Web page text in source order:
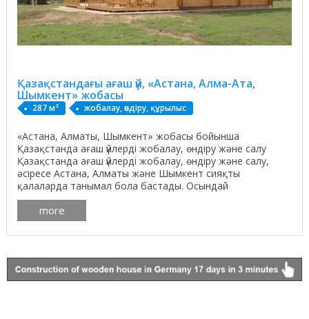
Қазақстандағы ағаш үй, «Астана, Алма-Ата,
Шымкент» жобасы
287 м² жобалау, өндіру, құрылыс
«Астана, Алматы, Шымкент» жобасы бойынша
Қазақстанда ағаш үйлерді жобалау, өндіру және салу
Қазақстанда ағаш үйлерді жобалау, өндіру және салу,
әсіресе Астана, Алматы және Шымкент сияқты
қалаларда танымал бола бастады. Осындай
жобалардың бірі - ...
more